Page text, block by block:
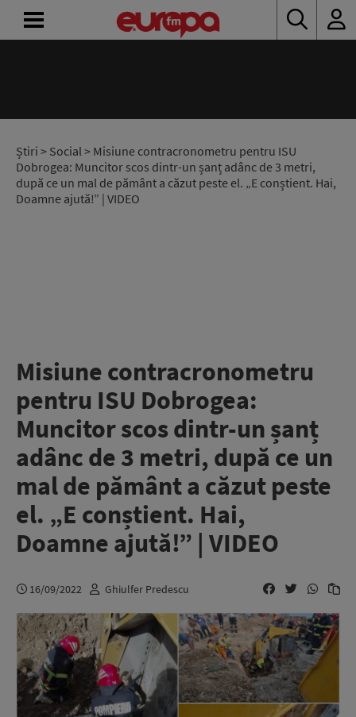
Știri > Social> Misiune contracronometru pentru ISU
Dobrogea: Muncitor scos dintr-un șanț adânc de 3 metri,
după ce un mal de pământ a căzut peste el. „E conștient. Hai,
Doamne ajută!” | VIDEO
Misiune contracronometru
pentru ISU Dobrogea:
Muncitor scos dintr-un șanț
adânc de 3 metri, după ce un
mal de pământ a căzut peste
el. „E conștient. Hai,
Doamne ajută!” | VIDEO
16/09/2022 Ghiulfer Predescu
RADIO
CONCURSURI